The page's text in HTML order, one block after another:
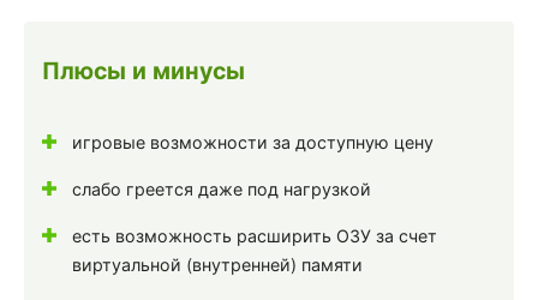
Плюсы и минусы
игровые возможности за доступную цену
слабо греется даже под нагрузкой
есть возможность расширить ОЗУ за счет
виртуальной (внутренней) памяти